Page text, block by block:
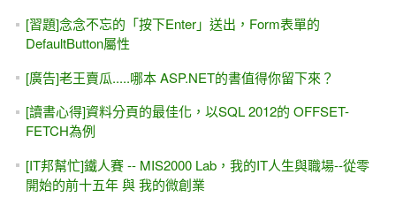
[習題]念念不忘的「按下Enter」送出，Form表單的
DefaultButton屬性
[廣告]老王賣瓜.....哪本 ASP.NET的書值得你留下來？
[讀書心得]資料分頁的最佳化，以SQL 2012的 OFFSET-
FETCH為例
[IT邦幫忙]鐵人賽 -- MIS2000 Lab，我的IT人生與職場--從零
開始的前十五年 與 我的微創業